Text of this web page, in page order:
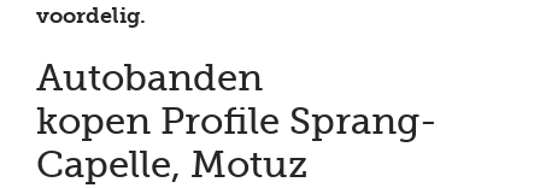
voordelig.
Autobanden
kopen Profile Sprang-
Capelle, Motuz